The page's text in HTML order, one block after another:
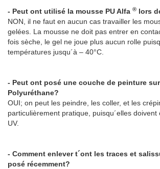
- Peut ont utilisé la mousse PU Alfa ® lors
NON, il ne faut en aucun cas travailler les
gelées. La mousse ne doit pas entrer en
fois sèche, le gel ne joue plus aucun rolle
températures jusqu´à – 40°C.
- Peut ont posé une couche de peinture
Polyuréthane?
OUI; on peut les peindre, les coller, et les
particulièrement pratique, puisqu´elles
UV.
- Comment enlever t´ont les traces et
posé récemment?